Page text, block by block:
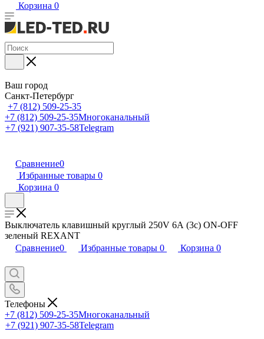
Корзина 0
Ваш город
Санкт-Петербург
+7 (812) 509-25-35
+7 (812) 509-25-35Многоканальный
+7 (921) 907-35-58Telegram
Сравнение0
Избранные товары 0
Корзина 0
Выключатель клавишный круглый 250V 6А (3с) ON-OFF
зеленый REXANT
Сравнение0 Избранные товары 0 Корзина 0
Телефоны
+7 (812) 509-25-35Многоканальный
+7 (921) 907-35-58Telegram